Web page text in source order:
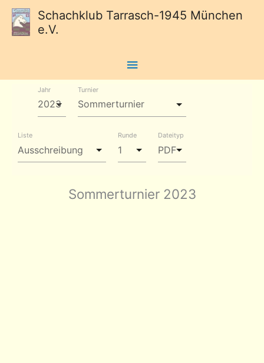
Schachklub Tarrasch-1945 München
e.V.
Hauptmenü
Jahr Turnier
Liste Runde Dateityp
Sommerturnier 2023